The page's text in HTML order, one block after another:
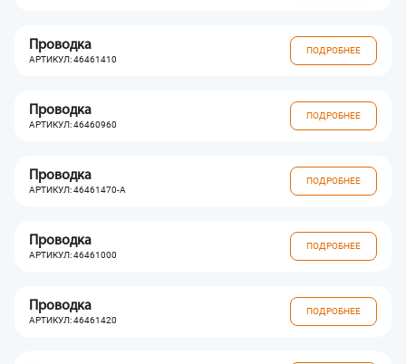
Проводка
АРТИКУЛ: 46461410
ПОДРОБНЕЕ
Проводка
АРТИКУЛ: 46460960
ПОДРОБНЕЕ
Проводка
АРТИКУЛ: 46461470-A
ПОДРОБНЕЕ
Проводка
АРТИКУЛ: 46461000
ПОДРОБНЕЕ
Проводка
АРТИКУЛ: 46461420
ПОДРОБНЕЕ